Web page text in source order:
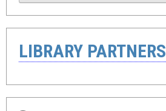
LIBRARY PARTNERS